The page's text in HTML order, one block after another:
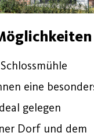
eine
gelegen
Dorf und dem